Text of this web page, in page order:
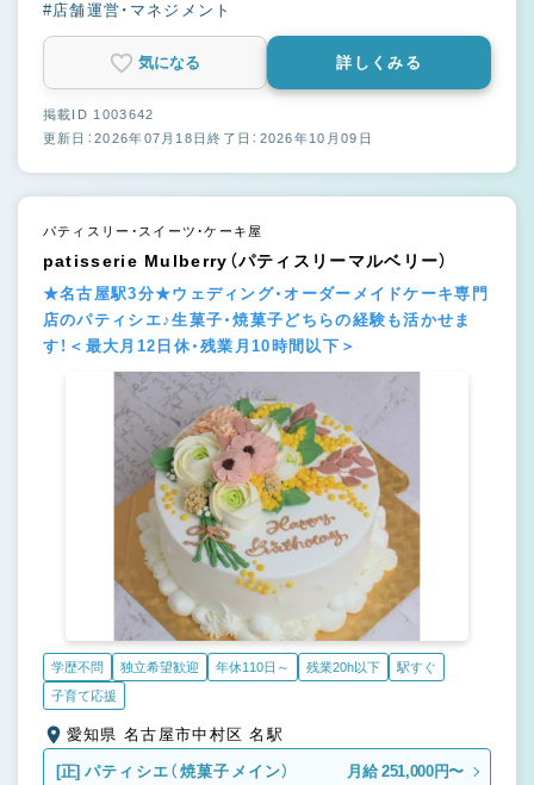
#店舗運営・マネジメント
気になる 詳しくみる
掲載ID 1003642
更新日：2026年07月18日終了日：2026年10月09日
パティスリー・スイーツ・ケーキ屋
patisserie Mulberry（パティスリーマルベリー）
★名古屋駅3分★ウェディング・オーダーメイドケーキ専門
店のパティシエ♪生菓子・焼菓子どちらの経験も活かせま
す！＜最大月12日休・残業月10時間以下＞
学歴不問 独立希望歓迎 年休110日～ 残業20h以下
駅すぐ
子育て応援
愛知県 名古屋市中村区 名駅
[正] パティシエ（焼菓子メイン） 月給 251,000円〜